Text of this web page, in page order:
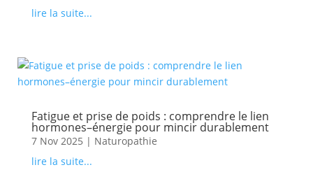
lire la suite...
Fatigue et prise de poids : comprendre le lien
hormones–énergie pour mincir durablement
7 Nov 2025 | Naturopathie
lire la suite...